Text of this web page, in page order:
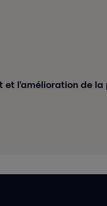
et l'amélioration de